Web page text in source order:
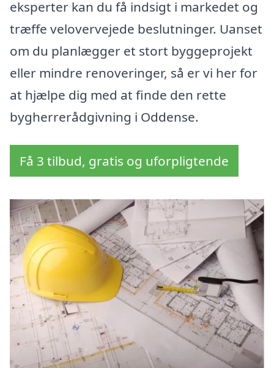
eksperter kan du få indsigt i markedet og
træffe velovervejede beslutninger. Uanset
om du planlægger et stort byggeprojekt
eller mindre renoveringer, så er vi her for
at hjælpe dig med at finde den rette
bygherrerådgivning i Oddense.
Få 3 tilbud, gratis og uforpligtende